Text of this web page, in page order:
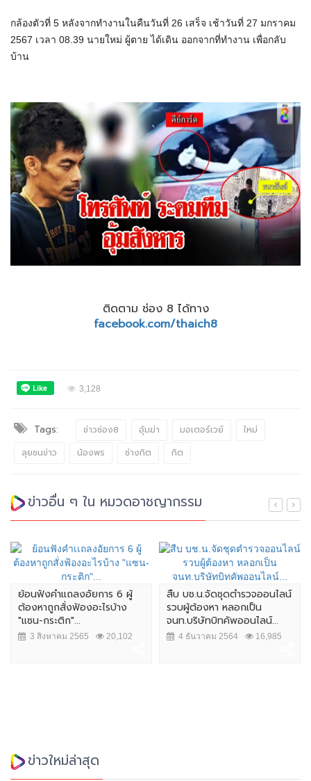
กล้องตัวที่ 5 หลังจากทำงานในคืนวันที่ 26 เสร็จ เช้าวันที่ 27 มกราคม
2567 เวลา 08.39 นายใหม่ ผู้ตาย ได้เดิน ออกจากที่ทำงาน เพื่อกลับ
บ้าน
ติดตาม ช่อง 8 ได้ทาง
facebook.com/thaich8
3,128
Tags: ข่าวช่อง8 อุ้มฆ่า มอเตอร์เวย์
ใหม่
ลุยชนข่าว
น้องพร ช่างกิต กิต
ข่าวอื่น ๆ ใน หมวดอาชญากรรม
ย้อนฟังคำเเถลงอัยการ 6 ผู้
ต้องหาถูกสั่งฟ้องอะไรบ้าง
"แซน-กระติก"...
3 สิงหาคม 2565 20,102
สืบ บช.น.จัดชุดตำรวจออนไลน์
รวบผู้ต้องหา หลอกเป็น
จนท.บริษัทบิทคัพออนไลน์...
4 ธันวาคม 2564 16,985
ข่าวใหม่ล่าสุด